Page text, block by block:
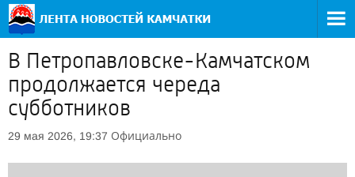
В Петропавловске-Камчатском
продолжается череда
субботников
29 мая 2026, 19:37 Официально